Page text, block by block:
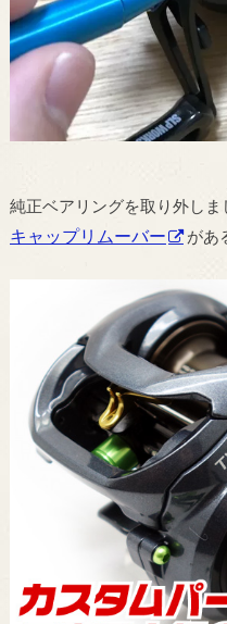
純正ベアリングを取り外しま
キャップリムーバー
があ